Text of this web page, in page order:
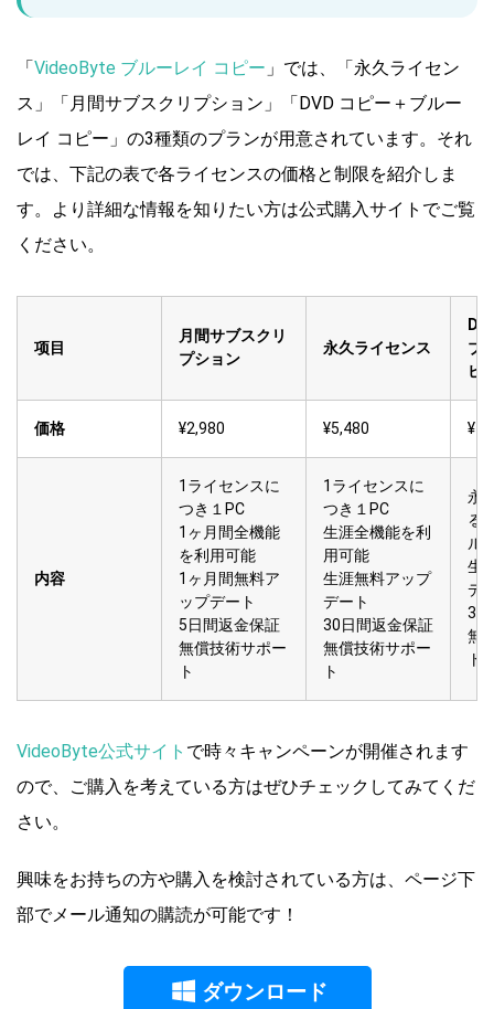
「VideoByte ブルーレイ コピー 」では、「永久ライセン
ス」「月間サブスクリプション」「DVD コピー＋ブルー
レイ コピー」の3種類のプランが用意されています。それ
では、下記の表で各ライセンスの価格と制限を紹介しま
す。より詳細な情報を知りたい方は公式購入サイトでご覧
ください。
项目
月間サブスクリ
プション
永久ライセンス
ブ
ピ
価格 ¥2,980 ¥5,480
内容
1ライセンスに
つき１PC
1ヶ月間全機能
を利用可能
1ヶ月間無料ア
ップデート
5日間返金保証
無償技術サポー
ト
1ライセンスに
つき１PC
生涯全機能を利
用可能
生涯無料アップ
デート
30日間返金保証
無償技術サポー
ト
永
る
ル
生
デ
30
無
ト
VideoByte公式サイト で時々キャンペーンが開催されます
ので、ご購入を考えている方はぜひチェックしてみてくだ
さい。
興味をお持ちの方や購入を検討されている方は、ページ下
部でメール通知の購読が可能です！
ダウンロード